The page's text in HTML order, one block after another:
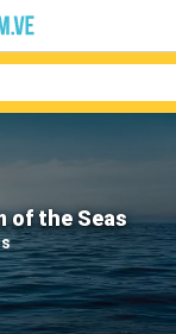
of the Seas
Compañías